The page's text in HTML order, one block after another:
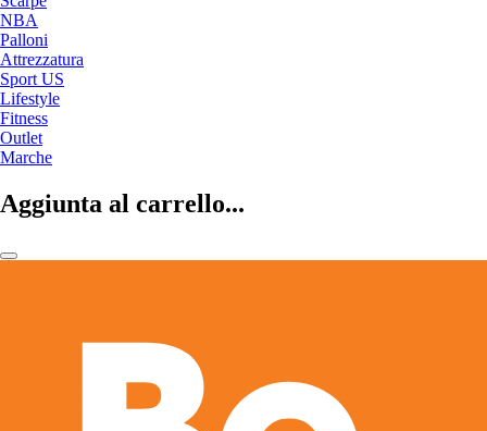
NBA
Palloni
Attrezzatura
Sport US
Lifestyle
Fitness
Outlet
Marche
Aggiunta al carrello...